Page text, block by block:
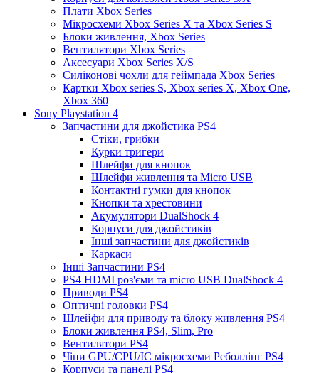
Плати Xbox Series
Мікросхеми Xbox Series X та Xbox Series S
Блоки живлення, Xbox Series
Вентилятори Xbox Series
Аксесуари Xbox Series X/S
Силіконові чохли для геймпада Xbox Series
Картки Xbox series S, Xbox series X, Xbox One,
Xbox 360
Sony Playstation 4
Запчастини для джойстика PS4
Стіки, грибки
Курки тригери
Шлейфи для кнопок
Шлейфи живлення та Micro USB
Контактні гумки для кнопок
Кнопки та хрестовини
Акумулятори DualShock 4
Корпуси для джойстиків
Інші запчастини для джойстиків
Каркаси
Інші Запчастини PS4
PS4 HDMI роз'єми та micro USB DualShock 4
Приводи PS4
Оптичні головки PS4
Шлейфи для приводу та блоку живлення PS4
Блоки живлення PS4, Slim, Pro
Вентилятори PS4
Чіпи GPU/CPU/IC мікросхеми Реболлінг PS4
Корпуси та панелі PS4